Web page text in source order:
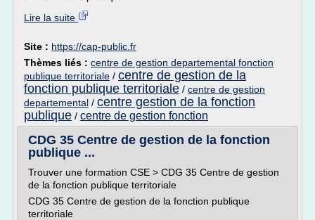
Lire la suite
Site : https://cap-public.fr
Thèmes liés : centre de gestion departemental fonction
publique territoriale / centre de gestion de la
fonction publique territoriale / centre de gestion
departemental / centre gestion de la fonction
publique / centre de gestion fonction
CDG 35 Centre de gestion de la fonction
publique ...
Trouver une formation CSE > CDG 35 Centre de gestion
de la fonction publique territoriale
CDG 35 Centre de gestion de la fonction publique
territoriale